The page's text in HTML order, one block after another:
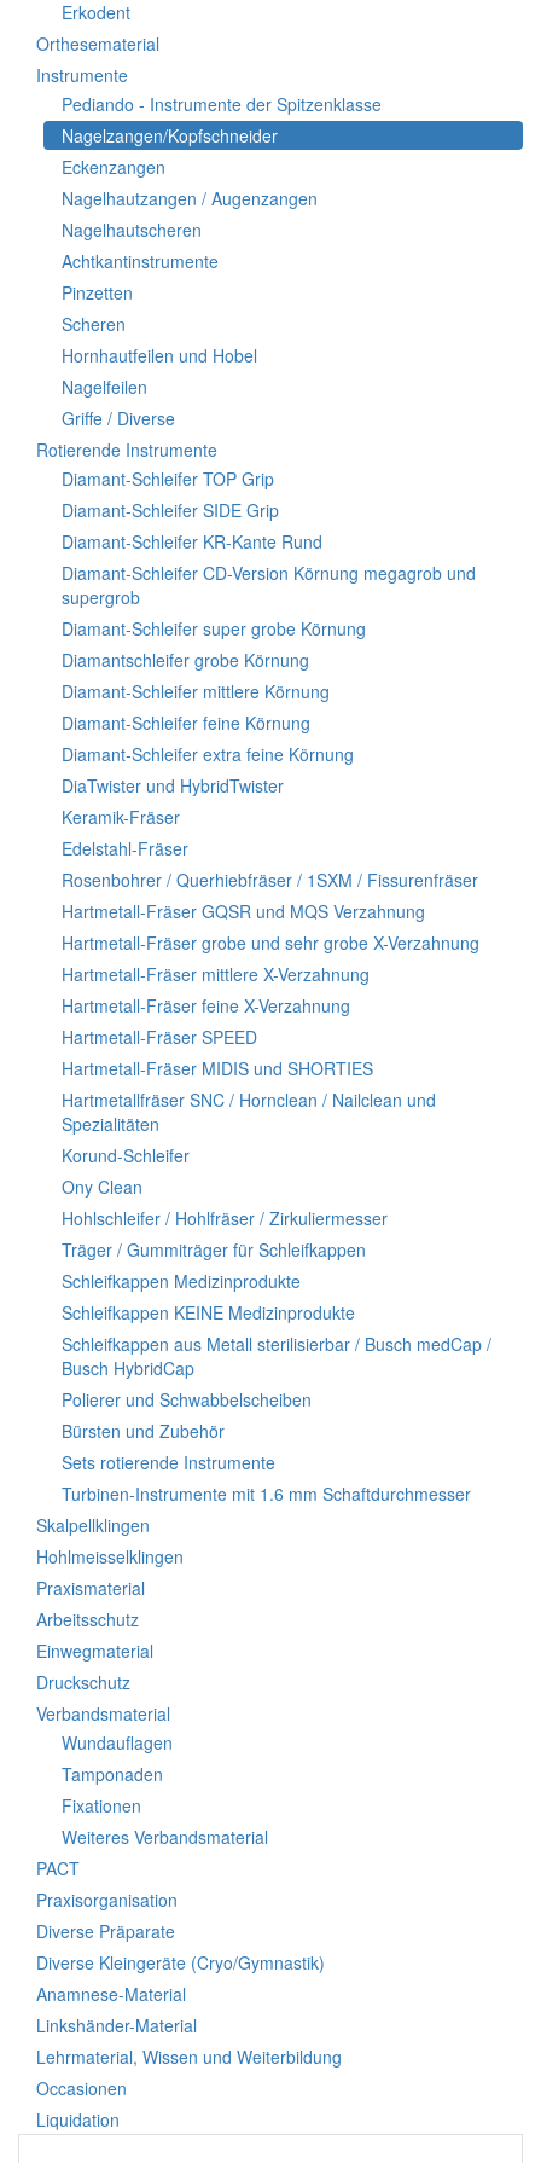
Erkodent
Orthesematerial
Instrumente
Pediando - Instrumente der Spitzenklasse
Nagelzangen/Kopfschneider
Eckenzangen
Nagelhautzangen / Augenzangen
Nagelhautscheren
Achtkantinstrumente
Pinzetten
Scheren
Hornhautfeilen und Hobel
Nagelfeilen
Griffe / Diverse
Rotierende Instrumente
Diamant-Schleifer TOP Grip
Diamant-Schleifer SIDE Grip
Diamant-Schleifer KR-Kante Rund
Diamant-Schleifer CD-Version Körnung megagrob und
supergrob
Diamant-Schleifer super grobe Körnung
Diamantschleifer grobe Körnung
Diamant-Schleifer mittlere Körnung
Diamant-Schleifer feine Körnung
Diamant-Schleifer extra feine Körnung
DiaTwister und HybridTwister
Keramik-Fräser
Edelstahl-Fräser
Rosenbohrer / Querhiebfräser / 1SXM / Fissurenfräser
Hartmetall-Fräser GQSR und MQS Verzahnung
Hartmetall-Fräser grobe und sehr grobe X-Verzahnung
Hartmetall-Fräser mittlere X-Verzahnung
Hartmetall-Fräser feine X-Verzahnung
Hartmetall-Fräser SPEED
Hartmetall-Fräser MIDIS und SHORTIES
Hartmetallfräser SNC / Hornclean / Nailclean und
Spezialitäten
Korund-Schleifer
Ony Clean
Hohlschleifer / Hohlfräser / Zirkuliermesser
Träger / Gummiträger für Schleifkappen
Schleifkappen Medizinprodukte
Schleifkappen KEINE Medizinprodukte
Schleifkappen aus Metall sterilisierbar / Busch medCap /
Busch HybridCap
Polierer und Schwabbelscheiben
Bürsten und Zubehör
Sets rotierende Instrumente
Turbinen-Instrumente mit 1.6 mm Schaftdurchmesser
Skalpellklingen
Hohlmeisselklingen
Praxismaterial
Arbeitsschutz
Einwegmaterial
Druckschutz
Verbandsmaterial
Wundauflagen
Tamponaden
Fixationen
Weiteres Verbandsmaterial
PACT
Praxisorganisation
Diverse Präparate
Diverse Kleingeräte (Cryo/Gymnastik)
Anamnese-Material
Linkshänder-Material
Lehrmaterial, Wissen und Weiterbildung
Occasionen
Liquidation